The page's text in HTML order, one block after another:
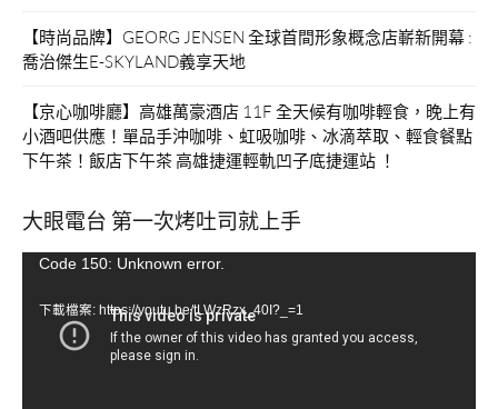
【時尚品牌】GEORG JENSEN 全球首間形象概念店嶄新開幕 :
喬治傑生E-SKYLAND義享天地
【京心咖啡廳】高雄萬豪酒店 11F 全天候有咖啡輕食，晚上有
小酒吧供應！單品手沖咖啡、虹吸咖啡、冰滴萃取、輕食餐點
下午茶！飯店下午茶 高雄捷運輕軌凹子底捷運站 ！
大眼電台 第一次烤吐司就上手
視Code 150: Unknown error.
下載檔案: https://youtu.be/tLWzRzx_40I?_=1